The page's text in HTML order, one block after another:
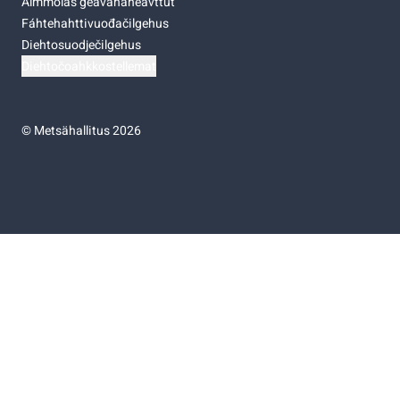
Fáhtehahttivuođačilgehus
Diehtosuodječilgehus
©Metsähallitus 2026